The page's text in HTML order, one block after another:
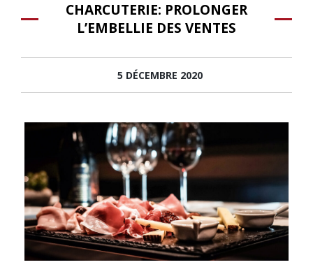
CHARCUTERIE: PROLONGER
L’EMBELLIE DES VENTES
5 DÉCEMBRE 2020